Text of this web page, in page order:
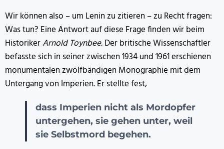
Wir können also – um Lenin zu zitieren – zu Recht fragen:
Was tun? Eine Antwort auf diese Frage finden wir beim
HistorikerArnold Toynbee.Der britische Wissenschaftler
befasste sich in seiner zwischen 1934 und 1961 erschienen
monumentalen zwölfbändigen Monographie mit dem
Untergang von Imperien. Er stellte fest,
dass Imperien nicht als Mordopfer
untergehen, sie gehen unter, weil
sie Selbstmord begehen.